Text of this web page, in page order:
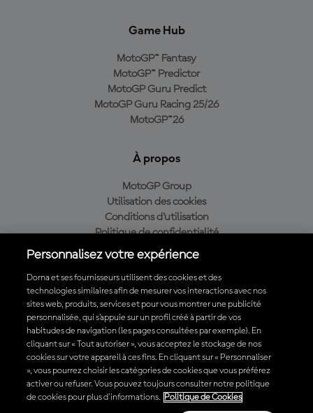
Game Hub
MotoGP™ Fantasy
MotoGP™ Predictor
MotoGP Guru Predict
MotoGP Guru Racing 25/26
MotoGP™26
À propos
MotoGP Group
Utilisation des cookies
Conditions d'utilisation
Politique de confidentialité
Politique d’achat
Télécharger l'appli officielle du MotoGP™
© 2026 MotoGP Sports Entertainment Group. Tous droits réservés.
Toutes les marques déposées sont la propriété de leurs détenteurs
respectifs.
Personnalisez votre expérience
Dorna et ses fournisseurs utilisent des cookies et des
technologies similaires afin de mesurer vos interactions avec nos
sites web, produits, services et pour vous montrer une publicité
personnalisée, qui s’appuie sur un profil créé à partir de vos
habitudes de navigation (les pages consultées par exemple). En
cliquant sur « Tout autoriser », vous acceptez le stockage de nos
cookies sur votre appareil à ces fins. En cliquant sur « Personnaliser
», vous pourrez choisir les catégories de cookies que vous préférez
activer ou refuser. Vous pouvez toujours consulter notre politique
de cookies pour plus d'informations.
Politique de Cookies